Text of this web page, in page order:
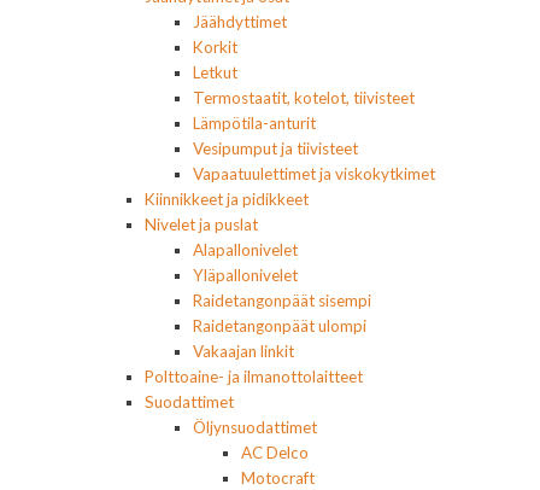
Jäähdyttimet
Korkit
Letkut
Termostaatit, kotelot, tiivisteet
Lämpötila-anturit
Vesipumput ja tiivisteet
Vapaatuulettimet ja viskokytkimet
Kiinnikkeet ja pidikkeet
Nivelet ja puslat
Alapallonivelet
Yläpallonivelet
Raidetangonpäät sisempi
Raidetangonpäät ulompi
Vakaajan linkit
Polttoaine- ja ilmanottolaitteet
Suodattimet
Öljynsuodattimet
AC Delco
Motocraft